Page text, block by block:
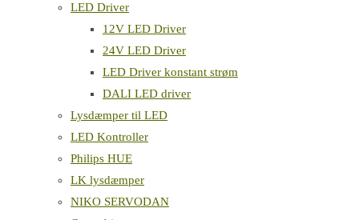
LED Driver
12V LED Driver
24V LED Driver
LED Driver konstant strøm
DALI LED driver
Lysdæmper til LED
LED Kontroller
Philips HUE
LK lysdæmper
NIKO SERVODAN